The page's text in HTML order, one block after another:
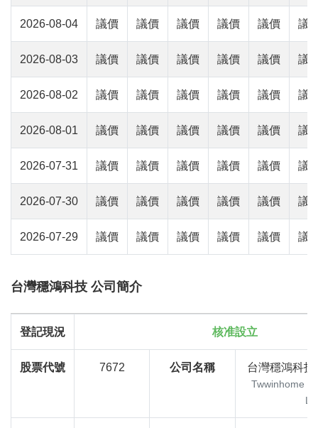
2026-08-04 議價 議價 議價 議價 議價 議
2026-08-03 議價 議價 議價 議價 議價 議
2026-08-02 議價 議價 議價 議價 議價 議
2026-08-01 議價 議價 議價 議價 議價 議
2026-07-31 議價 議價 議價 議價 議價 議
2026-07-30 議價 議價 議價 議價 議價 議
2026-07-29 議價 議價 議價 議價 議價 議
台灣穩鴻科技 公司簡介
登記現況 核准設立
股票代號 7672 公司名稱 台灣穩鴻科
Twwinhome